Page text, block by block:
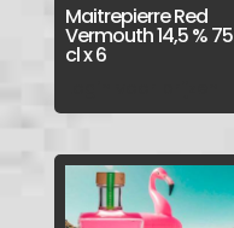
Maitrepierre Red
Vermouth 14,5 % 75
cl x 6